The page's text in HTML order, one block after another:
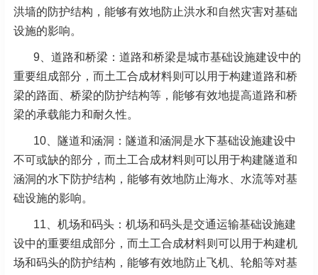
洪墙的防护结构，能够有效地防止洪水和自然灾害对基础
设施的影响。
9、道路和桥梁：道路和桥梁是城市基础设施建设中的
重要组成部分，而土工合成材料则可以用于构建道路和桥
梁的路面、桥梁的防护结构等，能够有效地提高道路和桥
梁的承载能力和耐久性。
10、隧道和涵洞：隧道和涵洞是水下基础设施建设中
不可或缺的部分，而土工合成材料则可以用于构建隧道和
涵洞的水下防护结构，能够有效地防止海水、水流等对基
础设施的影响。
11、机场和码头：机场和码头是交通运输基础设施建
设中的重要组成部分，而土工合成材料则可以用于构建机
场和码头的防护结构，能够有效地防止飞机、轮船等对基